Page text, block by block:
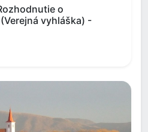
o
vyhláška) -